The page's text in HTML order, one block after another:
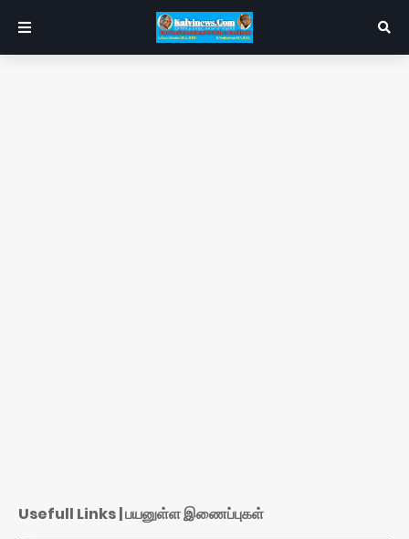
Usefull Links | பயனுள்ள இணைப்புகள்